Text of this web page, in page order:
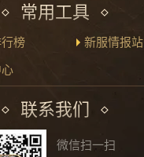
常用工具
榜 新服情报站
心
联系我们
微信扫一扫